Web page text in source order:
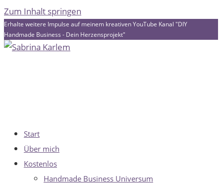
Zum Inhalt springen
Erhalte weitere Impulse auf meinem kreativen YouTube Kanal "DIY
Handmade Business - Dein Herzensprojekt"
Start
Über mich
Kostenlos
Handmade Business Universum